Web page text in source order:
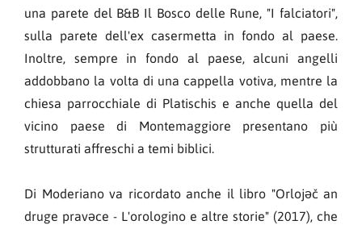
una parete del B&B Il Bosco delle Rune, "I falciatori",
sulla parete dell'ex casermetta in fondo al paese.
Inoltre, sempre in fondo al paese, alcuni angelli
addobbano la volta di una cappella votiva, mentre la
chiesa parrocchiale di Platischis e anche quella del
vicino paese di Montemaggiore presentano più
strutturati affreschi a temi biblici.
Di Moderiano va ricordato anche il libro "Orlojəč an
druge pravəce - L'orologino e altre storie" (2017), che